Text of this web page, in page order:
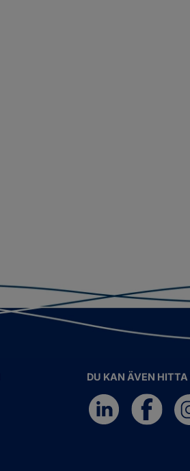
DU KAN ÄVEN HITTA